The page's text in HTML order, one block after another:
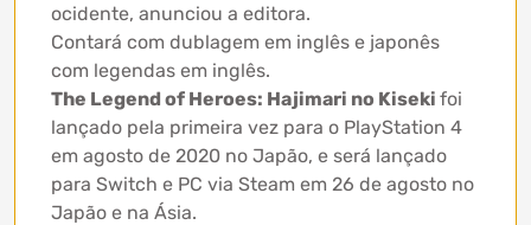
ocidente, anunciou a editora.
Contará com dublagem em inglês e japonês
com legendas em inglês.
The Legend of Heroes: Hajimari no Kiseki foi
lançado pela primeira vez para o PlayStation 4
em agosto de 2020 no Japão, e será lançado
para Switch e PC via Steam em 26 de agosto no
Japão e na Ásia.